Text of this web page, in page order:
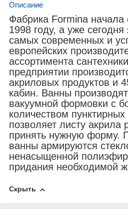
Описание
Фабрика Formina начала
1998 году, а уже
самых современных и
европейских
ассортимента
предприятии
акриловых продуктов и
кабин. Ванны
вакуумной формовки с
количеством пунктирных
позволяет листу акрила
принять нужную форму.
ванны армируются
ненасыщенной
придания необходимой
Скрыть